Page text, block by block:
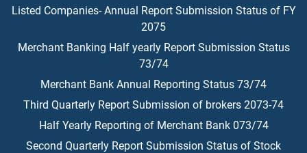
Listed Companies- Annual Report Submission Status of FY
2075
Merchant Banking Half yearly Report Submission Status
73/74
Merchant Bank Annual Reporting Status 73/74
Third Quarterly Report Submission of brokers 2073-74
Half Yearly Reporting of Merchant Bank 073/74
Second Quarterly Report Submission Status of Stock